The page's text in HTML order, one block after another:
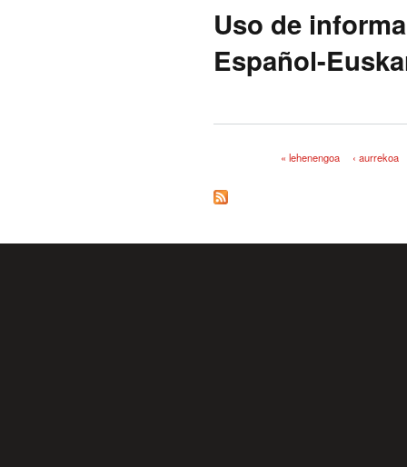
Uso de
Español-
« lehenengoa ‹ aurrekoa